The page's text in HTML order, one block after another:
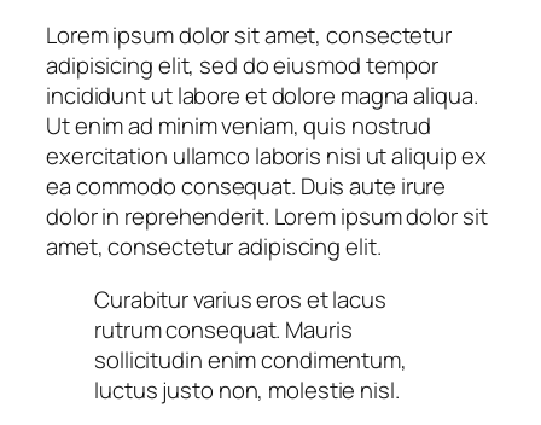
Lorem ipsum dolor sit amet, consectetur
adipisicing elit, sed do eiusmod tempor
incididunt ut labore et dolore magna aliqua.
Ut enim ad minim veniam, quis nostrud
exercitation ullamco laboris nisi ut aliquip ex
ea commodo consequat. Duis aute irure
dolor in reprehenderit. Lorem ipsum dolor sit
amet, consectetur adipiscing elit.
Curabitur varius eros et lacus
rutrum consequat. Mauris
sollicitudin enim condimentum,
luctus justo non, molestie nisl.